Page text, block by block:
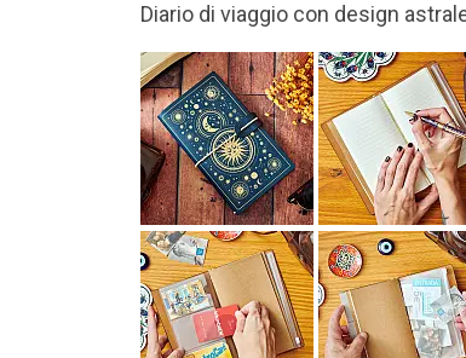
Include due quaderni, uno a righe